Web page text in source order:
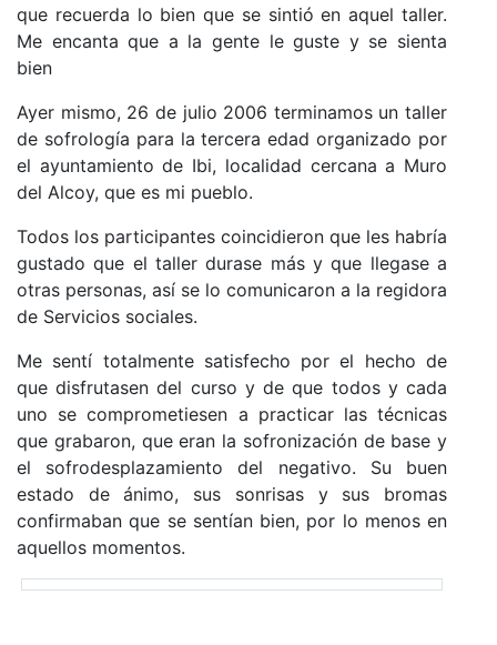
que recuerda lo bien que se sintió en aquel taller.
Me encanta que a la gente le guste y se sienta
bien
Ayer mismo, 26 de julio 2006 terminamos un taller
de sofrología para la tercera edad organizado por
el ayuntamiento de Ibi, localidad cercana a Muro
del Alcoy, que es mi pueblo.
Todos los participantes coincidieron que les habría
gustado que el taller durase más y que llegase a
otras personas, así se lo comunicaron a la regidora
de Servicios sociales.
Me sentí totalmente satisfecho por el hecho de
que disfrutasen del curso y de que todos y cada
uno se comprometiesen a practicar las técnicas
que grabaron, que eran la sofronización de base y
el sofrodesplazamiento del negativo. Su buen
estado de ánimo, sus sonrisas y sus bromas
confirmaban que se sentían bien, por lo menos en
aquellos momentos.